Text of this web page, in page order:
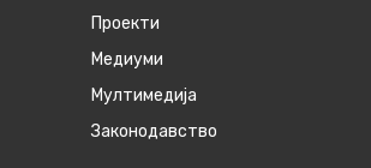
Проекти
Медиуми
Мултимедија
Законодавство